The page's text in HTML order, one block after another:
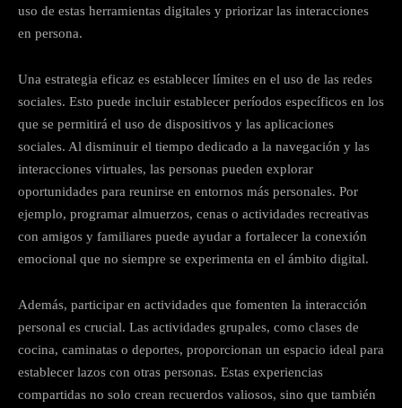
uso de estas herramientas digitales y priorizar las interacciones
en persona.
Una estrategia eficaz es establecer límites en el uso de las redes
sociales. Esto puede incluir establecer períodos específicos en los
que se permitirá el uso de dispositivos y las aplicaciones
sociales. Al disminuir el tiempo dedicado a la navegación y las
interacciones virtuales, las personas pueden explorar
oportunidades para reunirse en entornos más personales. Por
ejemplo, programar almuerzos, cenas o actividades recreativas
con amigos y familiares puede ayudar a fortalecer la conexión
emocional que no siempre se experimenta en el ámbito digital.
Además, participar en actividades que fomenten la interacción
personal es crucial. Las actividades grupales, como clases de
cocina, caminatas o deportes, proporcionan un espacio ideal para
establecer lazos con otras personas. Estas experiencias
compartidas no solo crean recuerdos valiosos, sino que también